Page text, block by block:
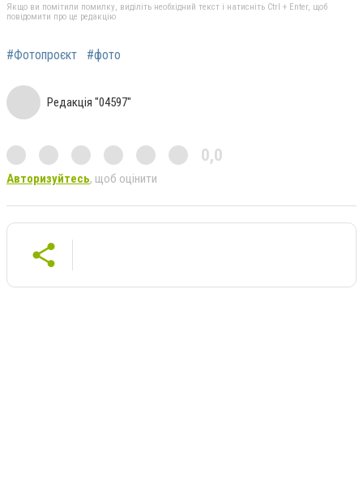
Якщо ви помітили помилку, виділіть необхідний текст і натисніть Ctrl + Enter, щоб
повідомити про це редакцію
#Фотопроєкт #фото
Редакція "04597"
0,0
Авторизуйтесь, щоб оцінити